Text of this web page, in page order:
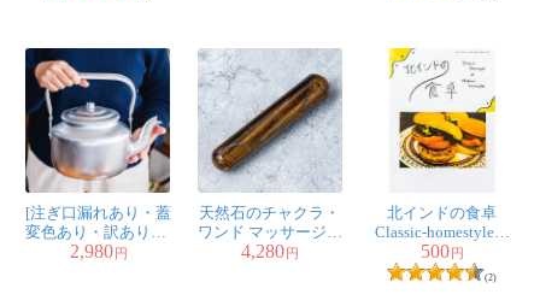
[注ぎ口漏れあり・蓋
変色あり・訳あり品]
〔容量：約3L〕ベト
2,980円
天然石のチャクラ・
ワンド マッサージス
トーン タイガーアイ
4,280円
北インドの食卓
Classic-homestyle＆
Modern-homestyle
500円
(2)